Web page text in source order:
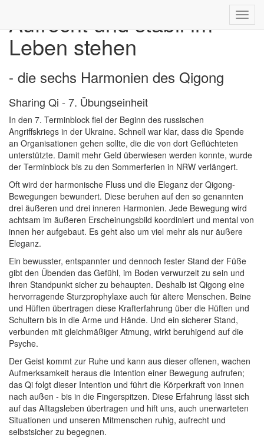
Aufrecht und stabil im
Leben stehen
- die sechs Harmonien des Qigong
Sharing Qi - 7. Übungseinheit
In den 7. Terminblock fiel der Beginn des russischen
Angriffskriegs in der Ukraine. Schnell war klar, dass die Spende
an Organisationen gehen sollte, die die von dort Geflüchteten
unterstützte. Damit mehr Geld überwiesen werden konnte, wurde
der Terminblock bis zu den Sommerferien in NRW verlängert.
Oft wird der harmonische Fluss und die Eleganz der Qigong-
Bewegungen bewundert. Diese beruhen auf den so genannten
drei äußeren und drei inneren Harmonien. Jede Bewegung wird
achtsam im äußeren Erscheinungsbild koordiniert und mental von
innen her aufgebaut. Es geht also um viel mehr als nur äußere
Eleganz.
Ein bewusster, entspannter und dennoch fester Stand der Füße
gibt den Übenden das Gefühl, im Boden verwurzelt zu sein und
ihren Standpunkt sicher zu behaupten. Deshalb ist Qigong eine
hervorragende Sturzprophylaxe auch für ältere Menschen. Beine
und Hüften übertragen diese Krafterfahrung über die Hüften und
Schultern bis in die Arme und Hände. Und ein sicherer Stand,
verbunden mit gleichmäßiger Atmung, wirkt beruhigend auf die
Psyche.
Der Geist kommt zur Ruhe und kann aus dieser offenen, wachen
Aufmerksamkeit heraus die Intention einer Bewegung aufrufen;
das Qi folgt dieser Intention und führt die Körperkraft von innen
nach außen - bis in die Fingerspitzen. Diese Erfahrung lässt sich
auf das Alltagsleben übertragen und hift uns, auch unerwarteten
Situationen und unseren Mitmenschen ruhig, aufrecht und
selbstsicher zu begegnen.